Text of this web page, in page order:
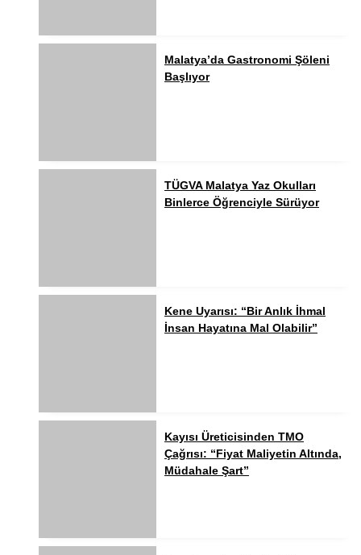
Malatya’da Gastronomi Şöleni
Başlıyor
TÜGVA Malatya Yaz Okulları
Binlerce Öğrenciyle Sürüyor
Kene Uyarısı: “Bir Anlık İhmal
İnsan Hayatına Mal Olabilir”
Kayısı Üreticisinden TMO
Çağrısı: “Fiyat Maliyetin Altında,
Müdahale Şart”